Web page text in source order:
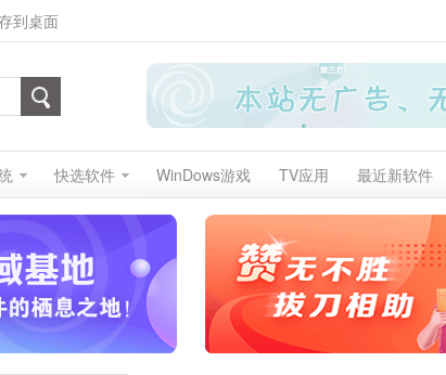
到桌面
快选软件 WinDows游戏 TV应用 最近新软件